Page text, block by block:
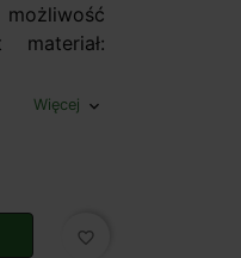
Więcej expand_more
favorite_border